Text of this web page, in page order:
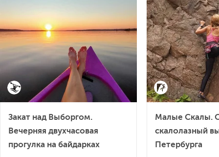
Закат над Выборгом.
Вечерняя двухчасовая
прогулка на байдарках
Малые Скалы.
скалолазный
Петербурга